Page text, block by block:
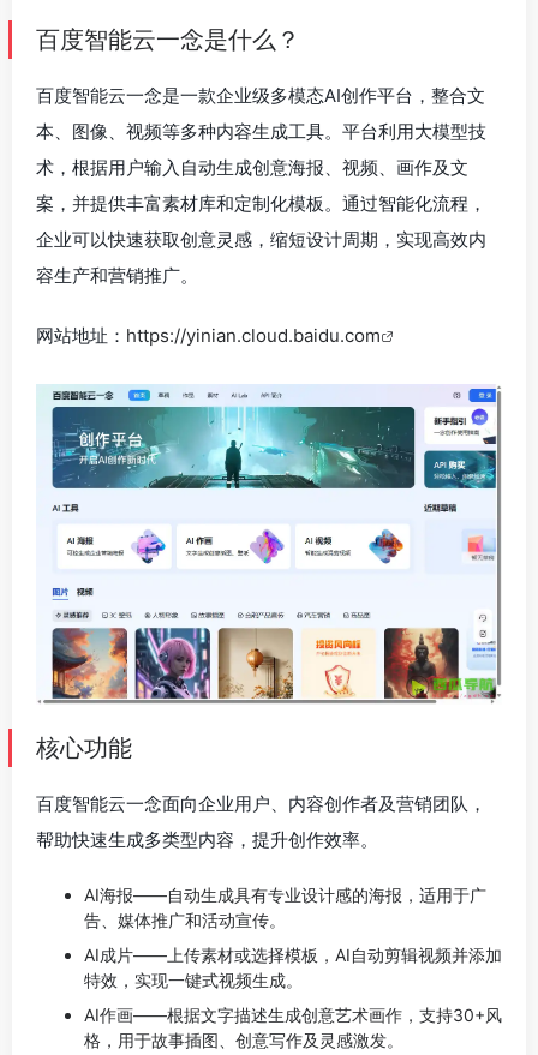
百度智能云一念是什么？
百度智能云一念是一款企业级多模态AI创作平台，整合文
本、图像、视频等多种内容生成工具。平台利用大模型技
术，根据用户输入自动生成创意海报、视频、画作及文
案，并提供丰富素材库和定制化模板。通过智能化流程，
企业可以快速获取创意灵感，缩短设计周期，实现高效内
容生产和营销推广。
网站地址： https://yinian.cloud.baidu.com
核心功能
百度智能云一念面向企业用户、内容创作者及营销团队，
帮助快速生成多类型内容，提升创作效率。
AI海报——自动生成具有专业设计感的海报，适用于广
告、媒体推广和活动宣传。
AI成片——上传素材或选择模板，AI自动剪辑视频并添加
特效，实现一键式视频生成。
AI作画——根据文字描述生成创意艺术画作，支持30+风
格，用于故事插图、创意写作及灵感激发。